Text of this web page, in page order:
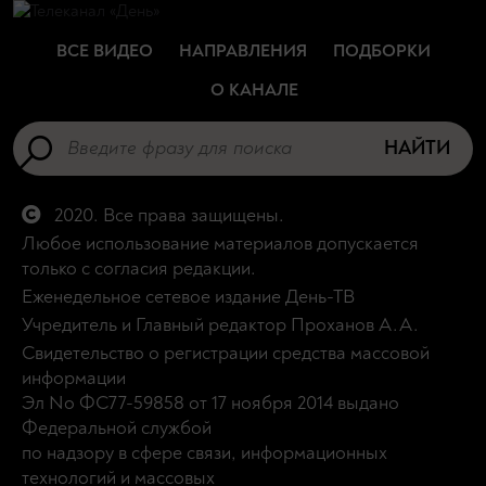
ВСЕ ВИДЕО НАПРАВЛЕНИЯ
ПОДБОРКИ
О КАНАЛЕ
НАЙТИ
2020. Все права защищены.
Любое использование материалов допускается
только с согласия редакции.
Еженедельное сетевое издание День-ТВ
Учредитель и Главный редактор Проханов А.А.
Свидетельство о регистрации средства массовой
информации
Эл No ФС77-59858 от 17 ноября 2014 выдано
Федеральной службой
по надзору в сфере связи, информационных
технологий и массовых